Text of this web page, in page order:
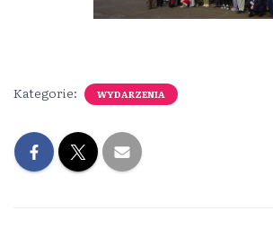
Kategorie: WYDARZENIA